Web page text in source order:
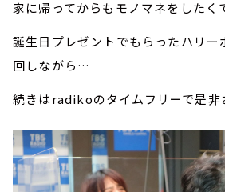
家に帰ってからもモノマネをしたく
誕生日プレゼントでもらったハリー
回しながら…
続きはradikoのタイムフリーで是非